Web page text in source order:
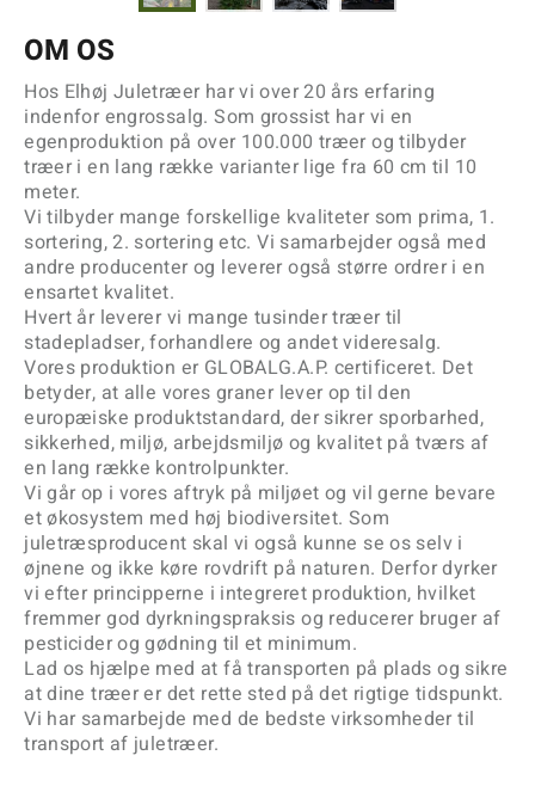
OM OS
Hos Elhøj Juletræer har vi over 20 års erfaring
indenfor engrossalg. Som grossist har vi en
egenproduktion på over 100.000 træer og tilbyder
træer i en lang række varianter lige fra 60 cm til 10
meter.
Vi tilbyder mange forskellige kvaliteter som prima, 1.
sortering, 2. sortering etc. Vi samarbejder også med
andre producenter og leverer også større ordrer i en
ensartet kvalitet.
Hvert år leverer vi mange tusinder træer til
stadepladser, forhandlere og andet videresalg.
Vores produktion er GLOBALG.A.P. certificeret. Det
betyder, at alle vores graner lever op til den
europæiske produktstandard, der sikrer sporbarhed,
sikkerhed, miljø, arbejdsmiljø og kvalitet på tværs af
en lang række kontrolpunkter.
Vi går op i vores aftryk på miljøet og vil gerne bevare
et økosystem med høj biodiversitet. Som
juletræsproducent skal vi også kunne se os selv i
øjnene og ikke køre rovdrift på naturen. Derfor dyrker
vi efter principperne i integreret produktion, hvilket
fremmer god dyrkningspraksis og reducerer bruger af
pesticider og gødning til et minimum.
Lad os hjælpe med at få transporten på plads og sikre
at dine træer er det rette sted på det rigtige tidspunkt.
Vi har samarbejde med de bedste virksomheder til
transport af juletræer.